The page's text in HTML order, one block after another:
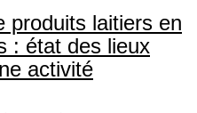
produits laitiers en
: état des lieux
activité